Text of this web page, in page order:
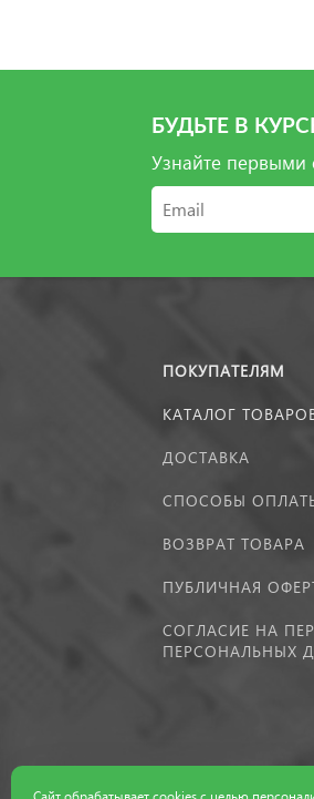
БУДЬТЕ В
Узнайте первыми
ПОКУПАТЕЛЯМ
КАТАЛОГ
ДОСТАВКА
СПОСОБЫ
ВОЗВРАТ ТОВАРА
ПУБЛИЧНАЯ
СОГЛАСИЕ НА
ПЕРСОНАЛЬНЫХ